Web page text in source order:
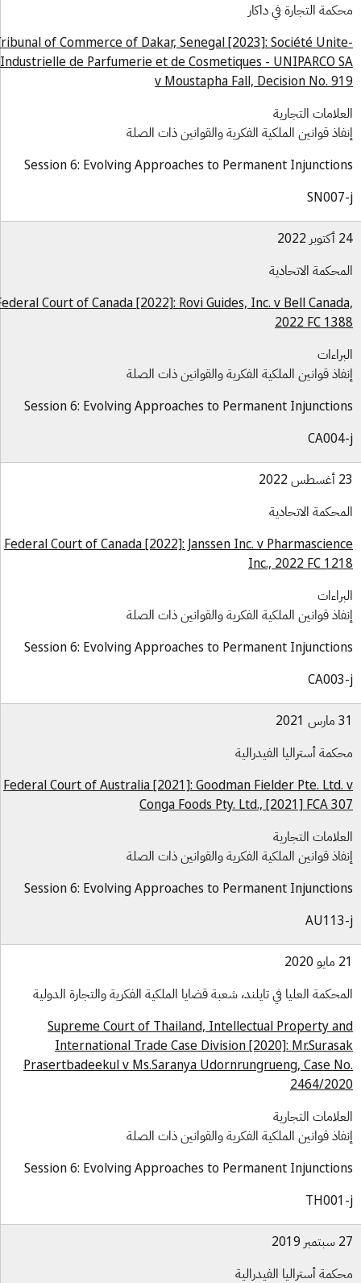
التجارة في داكار
Tribunal of Commerce of Dakar, Senegal [2023]: Société
Industrielle de Parfumerie et de Cosmetiques - UNIPARCO
v Moustapha Fall, Decision No.
التجارية
قوانين الملكية الفكرية والقوانين ذات الصلة
Session 6: Evolving Approaches to Permanent
الاتحادية
Federal Court of Canada [2022]: Rovi Guides, Inc. v Bell
2022 FC
قوانين الملكية الفكرية والقوانين ذات الصلة
Session 6: Evolving Approaches to Permanent
الاتحادية
Federal Court of Canada [2022]: Janssen Inc. v
Inc., 2022 FC
قوانين الملكية الفكرية والقوانين ذات الصلة
Session 6: Evolving Approaches to Permanent
أستراليا الفيدرالية
Federal Court of Australia [2021]: Goodman Fielder Pte.
Conga Foods Pty. Ltd., [2021] FCA
التجارية
قوانين الملكية الفكرية والقوانين ذات الصلة
Session 6: Evolving Approaches to Permanent
العليا في تايلند، شعبة قضايا الملكية الفكرية والتجارة الدولية
Supreme Court of Thailand, Intellectual Property
International Trade Case Division [2020]:
Prasertbadeekul v Ms.Saranya Udornrungrueng, Case
2464/
التجارية
قوانين الملكية الفكرية والقوانين ذات الصلة
Session 6: Evolving Approaches to Permanent
أستراليا الفيدرالية